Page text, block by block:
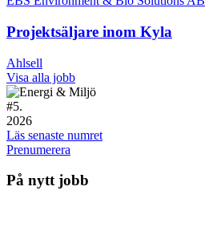
Projektsäljare inom Kyla
Ahlsell
Visa alla jobb
#5.
2026
Läs senaste numret
Prenumerera
På nytt jobb